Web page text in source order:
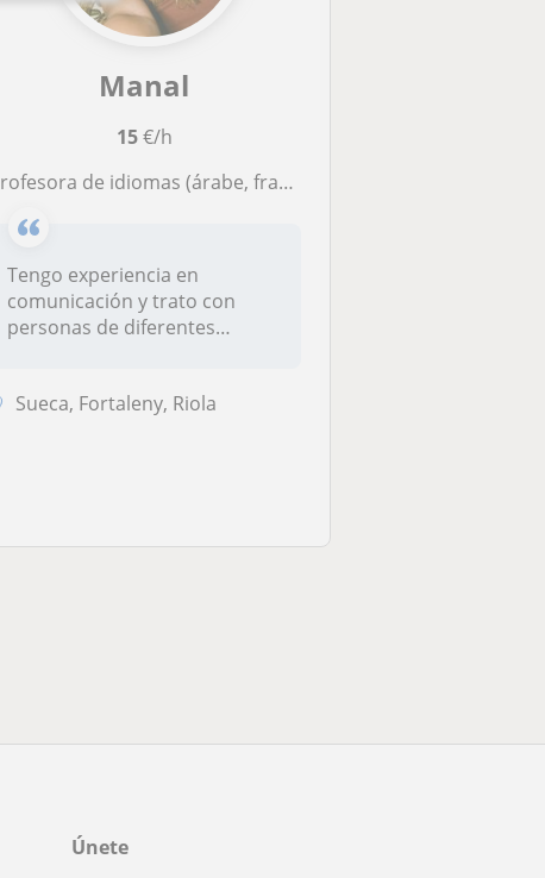
Manal
15€/h
Profesora de idiomas (árabe, francés e inglés) para niños, jóvenes y adulto
Tengo experiencia en
comunicación y trato con
personas de diferentes
Sueca, Fortaleny, Riola
Únete